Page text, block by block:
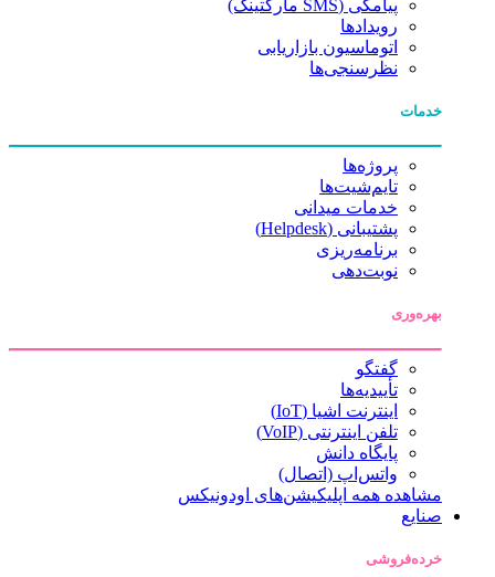
پیامکی (SMS مارکتینگ)
رویدادها
اتوماسیون بازاریابی
نظرسنجی‌ها
خدمات
پروژه‌ها
تایم‌شیت‌ها
خدمات میدانی
پشتیبانی (Helpdesk)
برنامه‌ریزی
نوبت‌دهی
بهره‌وری
گفتگو
تأییدیه‌ها
اینترنت اشیا (IoT)
تلفن اینترنتی (VoIP)
پایگاه دانش
واتس‌اپ (اتصال)
مشاهده همه اپلیکیشن‌های اودونیکس
صنایع
خرده‌فروشی